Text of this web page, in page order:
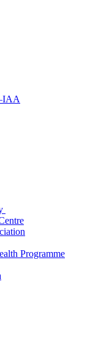
Programme